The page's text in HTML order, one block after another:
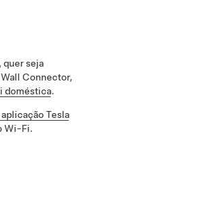
quer seja
Connector,
doméstica.
Tesla
Wi-Fi.